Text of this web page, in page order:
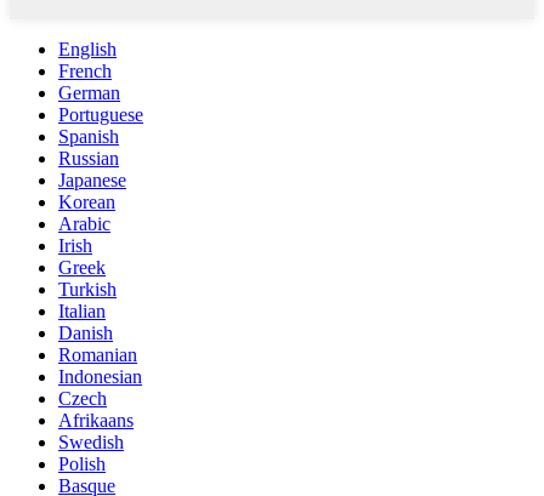
English
French
German
Portuguese
Spanish
Russian
Japanese
Korean
Arabic
Irish
Greek
Turkish
Italian
Danish
Romanian
Indonesian
Czech
Afrikaans
Swedish
Polish
Basque